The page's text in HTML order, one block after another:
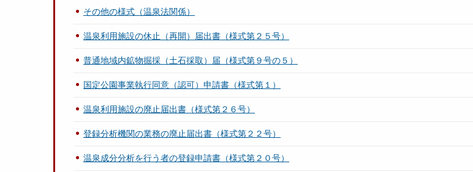
その他の様式（温泉法関係）
温泉利用施設の休止（再開）届出書（様式第２５号）
普通地域内鉱物掘採（土石採取）届（様式第９号の５）
国定公園事業執行同意（認可）申請書（様式第１）
温泉利用施設の廃止届出書（様式第２６号）
登録分析機関の業務の廃止届出書（様式第２２号）
温泉成分分析を行う者の登録申請書（様式第２０号）